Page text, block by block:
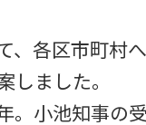
、各区市町村
しました。
。小池知事の